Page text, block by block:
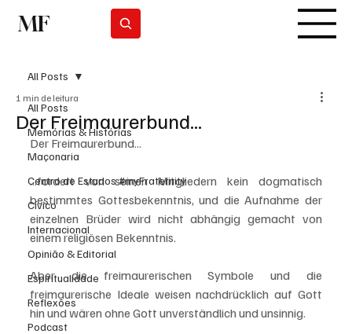
MF
All Posts
Memórias & Histórias
Maçonaria
Centro de Estudos #myFraternity
Cívico
Internacional
Opinião & Editorial
Espiritualidade
Reflexões
Podcast
All Posts
Der Freimaurerbund...
1 min de leitura
Der Freimaurerbund...
...fordert von seinen Mitgliedern kein dogmatisch
bestimmtes Gottesbekenntnis, und die Aufnahme der
einzelnen Brüder wird nicht abhängig gemacht von
einem religiösen Bekenntnis.
Aber die freimaurerischen Symbole und die
freimaurerische Ideale weisen nachdrücklich auf Gott
hin und wären ohne Gott unverständlich und unsinnig.